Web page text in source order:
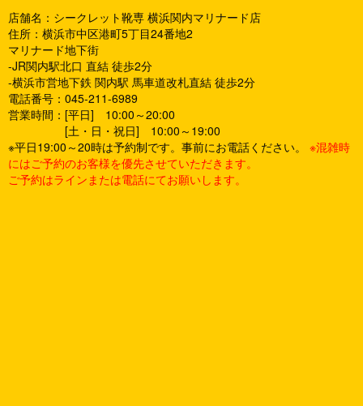
店舗名：シークレット靴専 横浜関内マリナード店
住所：横浜市中区港町5丁目24番地2
マリナード地下街
-JR関内駅北口 直結 徒歩2分
-横浜市営地下鉄 関内駅 馬車道改札直結 徒歩2分
電話番号：045-211-6989
営業時間：[平日] 10:00～20:00
[土・日・祝日] 10:00～19:00
※平日19:00～20時は予約制です。事前にお電話ください。 ※混雑時
にはご予約のお客様を優先させていただきます。
ご予約はラインまたは電話にてお願いします。